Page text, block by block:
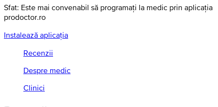
Sfat: Este mai convenabil să programați la medic prin aplicația
prodoctor.ro
Instalează aplicația
Recenzii
Despre medic
Clinici